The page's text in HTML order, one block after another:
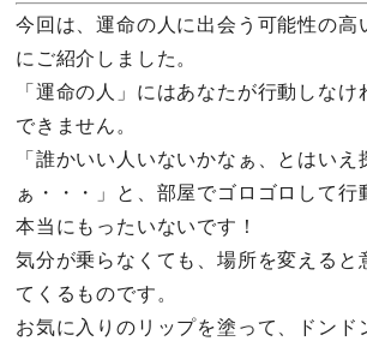
今回は、運命の人に出会う可能性の高
にご紹介しました。
「運命の人」にはあなたが行動しな
できません。
「誰かいい人いないかなぁ、とはい
ぁ・・・」と、部屋でゴロゴロして行
本当にもったいないです！
気分が乗らなくても、場所を変えると
てくるものです。
お気に入りのリップを塗って、ドンド